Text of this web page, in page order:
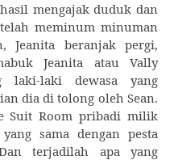
mengajak duduk dan
meminum minuman
Jeanita beranjak pergi,
Jeanita atau Vally
laki-laki dewasa yang
dia di tolong oleh Sean.
Suit Room pribadi milik
sama dengan pesta
terjadilah apa yang